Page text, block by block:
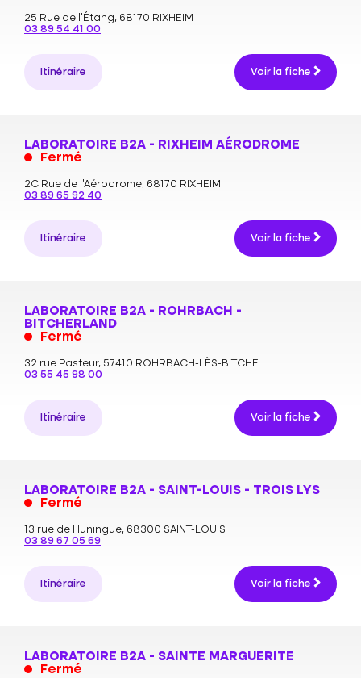
25 Rue de l'Étang, 68170 RIXHEIM
03 89 54 41 00
Itinéraire Voir la fiche
LABORATOIRE B2A - RIXHEIM AÉRODROME
Fermé
2C Rue de l'Aérodrome, 68170 RIXHEIM
03 89 65 92 40
Itinéraire Voir la fiche
LABORATOIRE B2A - ROHRBACH -
BITCHERLAND
Fermé
32 rue Pasteur, 57410 ROHRBACH-LÈS-BITCHE
03 55 45 98 00
Itinéraire Voir la fiche
LABORATOIRE B2A - SAINT-LOUIS - TROIS LYS
Fermé
13 rue de Huningue, 68300 SAINT-LOUIS
03 89 67 05 69
Itinéraire Voir la fiche
LABORATOIRE B2A - SAINTE MARGUERITE
Fermé